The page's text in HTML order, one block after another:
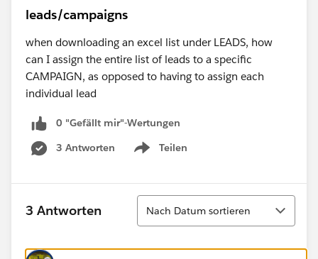
leads/campaigns
when downloading an excel list under LEADS, how
can I assign the entire list of leads to a specific
CAMPAIGN, as opposed to having to assign each
individual lead
0 "Gefällt mir"-Wertungen
3 Antworten
Teilen
Show menu
3 Antworten
Sortieren
Nach Datum sortieren